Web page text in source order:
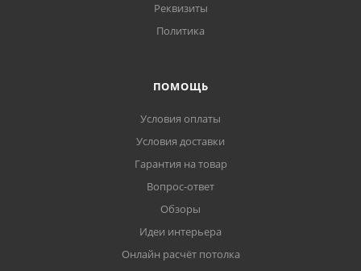
Реквизиты
Политика
ПОМОЩЬ
Условия оплаты
Условия доставки
Гарантия на товар
Вопрос-ответ
Обзоры
Идеи интерьера
Онлайн расчёт потолка